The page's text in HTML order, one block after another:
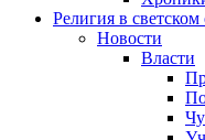
Религия в
Новости
Власти